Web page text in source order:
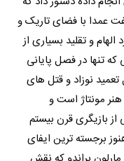
عمدا با فضای تاریک و
و تقلید بسیاری از
که تنها در فصل پایانی
نوزاد و قتل های
هنر مونتاژ است و
بازیگری قرن بیستم
برجسته ترین ایفای